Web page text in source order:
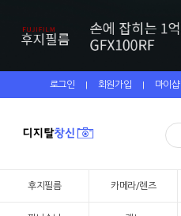
로그인 | 회원가입 | 마이샵
후지필름 카메라/렌즈